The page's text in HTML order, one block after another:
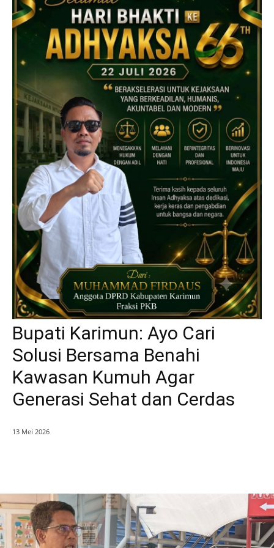
Bupati Karimun: Ayo Cari
Solusi Bersama Benahi
Kawasan Kumuh Agar
Generasi Sehat dan Cerdas
13 Mei 2026